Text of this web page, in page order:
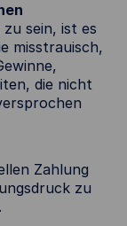
sein, ist es
misstrauisch,
die nicht
Zahlung
zu